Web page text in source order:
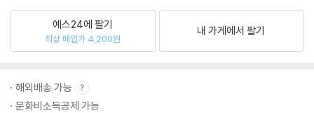
예스24에 팔기
최상 매입가 4,200원
내 가게에서 팔기
해외배송 가능
문화비소득공제 가능